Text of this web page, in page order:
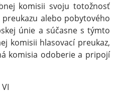
komisii svoju totožnosť
alebo pobytového
únie a súčasne s týmto
komisii hlasovací preukaz,
komisia odoberie a pripojí
VI